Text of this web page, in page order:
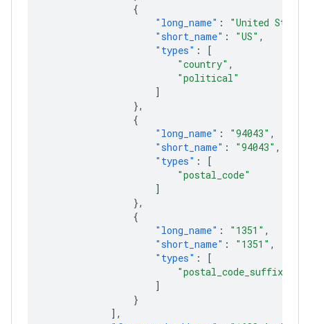
{
"long_name" :
"United
"short_name" : "US" ,
"types" :
[
"country" ,
"political"
]
},
{
"long_name" : "94043" ,
"short_name" : "94043" ,
"types" :
[
"postal_code"
]
},
{
"long_name" : "1351" ,
"short_name" : "1351" ,
"types" :
[
"postal_code_suffix"
]
}
],